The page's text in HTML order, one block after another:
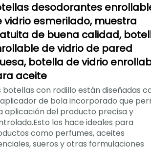
desodorantes
vidrio esmerilado, muestra
de buena calidad,
de vidrio de pared
botella de vidrio
aceite
botellas con rodillo están diseñadas
de bola incorporado que
aplicación del producto precisa y
los hace ideales para
como perfumes, aceites
sueros y otras formulaciones